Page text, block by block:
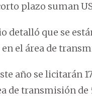
plazo suman
detalló que se
en el área de
año se licitarán
de transmisión de